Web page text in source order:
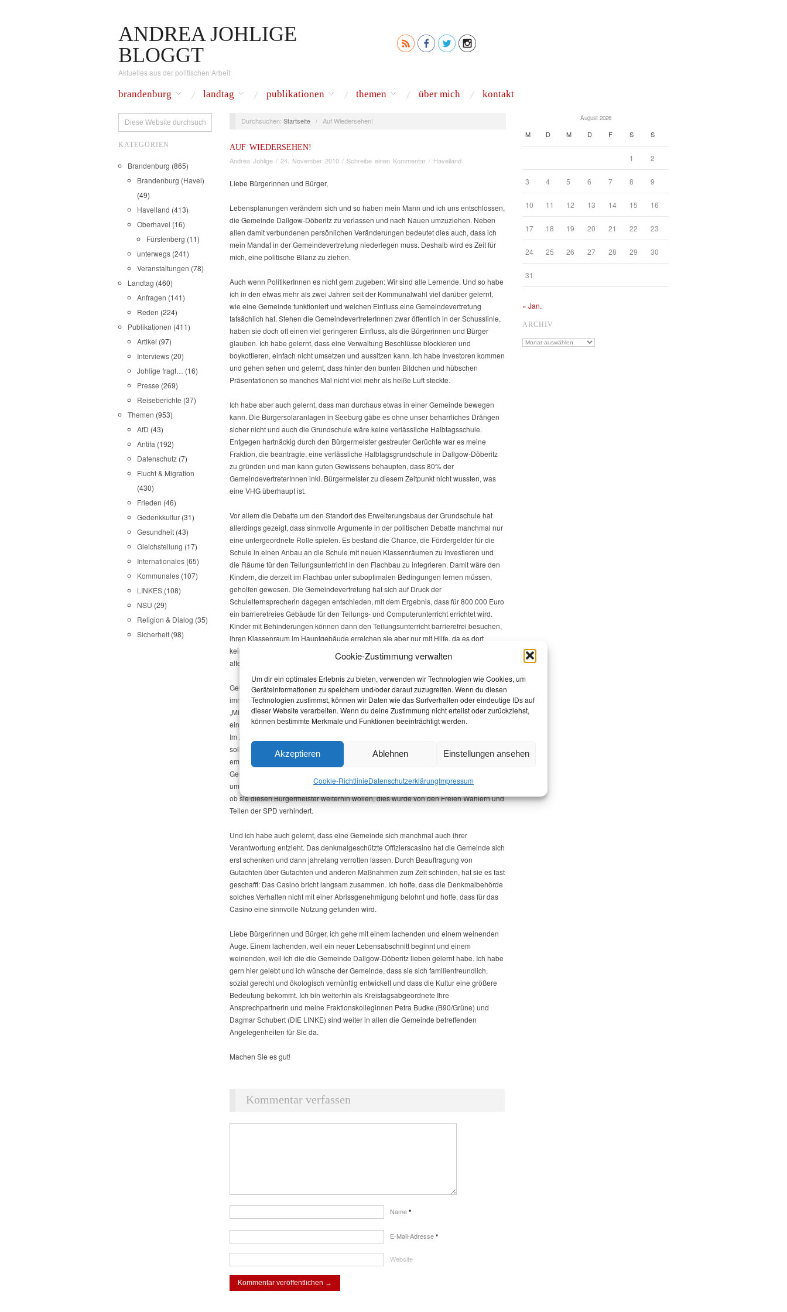
Cookie-Zustimmung verwalten
Um dir ein optimales Erlebnis zu bieten, verwenden wir Technologien wie Cookies, um
Geräteinformationen zu speichern und/oder darauf zuzugreifen. Wenn du diesen
Technologien zustimmst, können wir Daten wie das Surfverhalten oder eindeutige IDs auf
dieser Website verarbeiten. Wenn du deine Zustimmung nicht erteilst oder zurückziehst,
können bestimmte Merkmale und Funktionen beeinträchtigt werden.
Akzeptieren Ablehnen Einstellungen ansehen
Cookie-RichtlinieDatenschutz­erklärungImpressum
ANDREA JOHLIGE
BLOGGT
Aktuelles aus der politischen Arbeit
brandenburg landtag publikationen themen über mich kontakt
KATEGORIEN
Brandenburg (865)
Brandenburg (Havel)
(49)
Havelland (413)
Oberhavel (16)
Fürstenberg (11)
unterwegs (241)
Veranstaltungen (78)
Landtag (460)
Anfragen (141)
Reden (224)
Publikationen (411)
Artikel (97)
Interviews (20)
Johlige fragt… (16)
Presse (269)
Reiseberichte (37)
Themen (953)
AfD (43)
Antifa (192)
Datenschutz (7)
Flucht & Migration
(430)
Frieden (46)
Gedenkkultur (31)
Gesundheit (43)
Gleichstellung (17)
Internationales (65)
Kommunales (107)
LINKES (108)
NSU (29)
Religion & Dialog (35)
Sicherheit (98)
Durchsuchen: Startseite / Auf Wiedersehen!
AUF WIEDERSEHEN!
Andrea Johlige / 24. November 2010 / Schreibe einen Kommentar / Havelland
Liebe Bürgerinnen und Bürger,
Lebensplanungen verändern sich und so haben mein Mann und ich uns entschlossen,
die Gemeinde Dallgow-Döberitz zu verlassen und nach Nauen umzuziehen. Neben
allen damit verbundenen persönlichen Veränderungen bedeutet dies auch, dass ich
mein Mandat in der Gemeindevertretung niederlegen muss. Deshalb wird es Zeit für
mich, eine politische Bilanz zu ziehen.
Auch wenn PolitikerInnen es nicht gern zugeben: Wir sind alle Lernende. Und so habe
ich in den etwas mehr als zwei Jahren seit der Kommunalwahl viel darüber gelernt,
wie eine Gemeinde funktioniert und welchen Einfluss eine Gemeindevertretung
tatsächlich hat. Stehen die GemeindevertreterInnen zwar öffentlich in der Schusslinie,
haben sie doch oft einen viel geringeren Einfluss, als die Bürgerinnen und Bürger
glauben. Ich habe gelernt, dass eine Verwaltung Beschlüsse blockieren und
boykottieren, einfach nicht umsetzen und aussitzen kann. Ich habe Investoren kommen
und gehen sehen und gelernt, dass hinter den bunten Bildchen und hübschen
Präsentationen so manches Mal nicht viel mehr als heiße Luft steckte.
Ich habe aber auch gelernt, dass man durchaus etwas in einer Gemeinde bewegen
kann. Die Bürgersolaranlagen in Seeburg gäbe es ohne unser beharrliches Drängen
sicher nicht und auch die Grundschule wäre keine verlässliche Halbtagsschule.
Entgegen hartnäckig durch den Bürgermeister gestreuter Gerüchte war es meine
Fraktion, die beantragte, eine verlässliche Halbtagsgrundschule in Dallgow-Döberitz
zu gründen und man kann guten Gewissens behaupten, dass 80% der
GemeindevertreterInnen inkl. Bürgermeister zu diesem Zeitpunkt nicht wussten, was
eine VHG überhaupt ist.
Vor allem die Debatte um den Standort des Erweiterungsbaus der Grundschule hat
allerdings gezeigt, dass sinnvolle Argumente in der politischen Debatte manchmal nur
eine untergeordnete Rolle spielen. Es bestand die Chance, die Fördergelder für die
Schule in einen Anbau an die Schule mit neuen Klassenräumen zu investieren und
die Räume für den Teilungsunterricht in den Flachbau zu integrieren. Damit wäre den
Kindern, die derzeit im Flachbau unter suboptimalen Bedingungen lernen müssen,
geholfen gewesen. Die Gemeindevertretung hat sich auf Druck der
Schulelternsprecherin dagegen entschieden, mit dem Ergebnis, dass für 800.000 Euro
ein barrierefreies Gebäude für den Teilungs- und Computerunterricht errichtet wird.
Kinder mit Behinderungen können dann den Teilungsunterricht barrierefrei besuchen,
ihren Klassenraum im Hauptgebäude erreichen sie aber nur mit Hilfe, da es dort
keinen Fahrstuhl gibt. Bei dem von uns favorisierten Anbau wären die neuen und die
alten Räume barrierefrei gewesen!
Gelernt habe ich in der Gemeindevertretung auch, dass man Verwaltungshandeln
immer hinterfragen muss. Das deutlichste Beispiel ist hier wohl das als
„Millionendusche“ bekannt gewordene Sportplatzgebäude an der B5, wo mehr als
eine halbe Million Euro in Verantwortung des Bürgermeisters verschwendet wurden.
Im Zuge der Arbeit des Sonderausschusses, der diese Kostenexplosion aufklären
sollte, trat zutage, welche Defizite in der Verwaltung der Gemeinde herrschen. Dazu
empfehle ich den Bericht des Sonderausschusses, der auf der Homepage der
Gemeinde veröffentlich werden sollte (wenn die Verwaltung diesen Beschluss denn
umgesetzt). Ich wollte, dass die Bürgerinnen und Bürger selbst entscheiden können,
ob sie diesen Bürgermeister weiterhin wollen, dies wurde von den Freien Wählern und
Teilen der SPD verhindert.
Und ich habe auch gelernt, dass eine Gemeinde sich manchmal auch ihrer
Verantwortung entzieht. Das denkmalgeschützte Offizierscasino hat die Gemeinde sich
erst schenken und dann jahrelang verrotten lassen. Durch Beauftragung von
Gutachten über Gutachten und anderen Maßnahmen zum Zeit schinden, hat sie es fast
geschafft: Das Casino bricht langsam zusammen. Ich hoffe, dass die Denkmalbehörde
solches Verhalten nicht mit einer Abrissgenehmigung belohnt und hoffe, dass für das
Casino eine sinnvolle Nutzung gefunden wird.
Liebe Bürgerinnen und Bürger, ich gehe mit einem lachenden und einem weinenden
Auge. Einem lachenden, weil ein neuer Lebensabschnitt beginnt und einem
weinenden, weil ich die die Gemeinde Dallgow-Döberitz lieben gelernt habe. Ich habe
gern hier gelebt und ich wünsche der Gemeinde, dass sie sich familienfreundlich,
sozial gerecht und ökologisch vernünftig entwickelt und dass die Kultur eine größere
Bedeutung bekommt. Ich bin weiterhin als Kreistagsabgeordnete Ihre
Ansprechpartnerin und meine Fraktionskolleginnen Petra Budke (B90/Grüne) und
Dagmar Schubert (DIE LINKE) sind weiter in allen die Gemeinde betreffenden
Angelegenheiten für Sie da.
Machen Sie es gut!
Kommentar verfassen
Name *
E-Mail-Adresse *
Website
August 2026
M D M D F S S
1 2
3 4 5 6 7 8 9
10 11 12 13 14 15 16
17 18 19 20 21 22 23
24 25 26 27 28 29 30
31
« Jan.
ARCHIV
Archiv